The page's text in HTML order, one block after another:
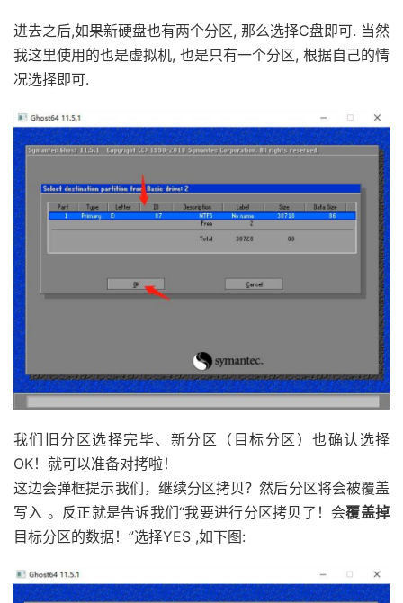
进去之后,如果新硬盘也有两个分区, 那么选择C盘即可. 当然
我这里使用的也是虚拟机, 也是只有一个分区, 根据自己的情
况选择即可.
我们旧分区选择完毕、新分区（目标分区）也确认选择
OK！就可以准备对拷啦！
这边会弹框提示我们，继续分区拷贝？然后分区将会被覆盖
写入 。反正就是告诉我们“我要进行分区拷贝了！会覆盖掉
目标分区的数据！”选择YES ,如下图: